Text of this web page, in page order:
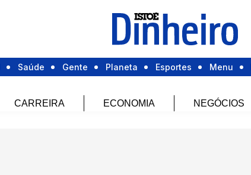
Saúde Gente Planeta Esportes Menu
CARREIRA ECONOMIA NEGÓCIOS